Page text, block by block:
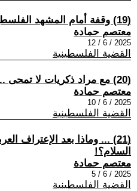
(19) وقفة أمام المشهد الفلسطيني
معتصم حمادة
2025 / 6 / 12
القضية الفلسطينية
(20) مع مراد ذكريات لا تمحى ...
معتصم حمادة
2025 / 6 / 10
القضية الفلسطينية
(21) ... وماذا بعد الإعتراف
السلام؟!
معتصم حمادة
2025 / 6 / 5
القضية الفلسطينية